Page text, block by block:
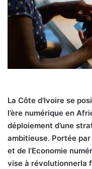
La Côte d’Ivoire se
l’ère numérique en
déploiement d’une
ambitieuse. Portée
et de l’Economie
vise à révolutionnerla